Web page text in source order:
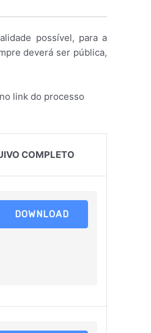
possível, para a
deverá ser pública,
link do processo
COMPLETO
DOWNLOAD